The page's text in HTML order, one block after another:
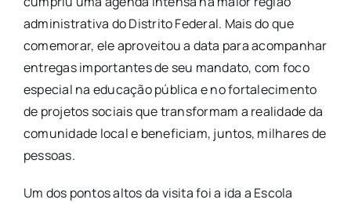
administrativa do Distrito Federal. Mais do que
comemorar, ele aproveitou a data para acompanhar
entregas importantes de seu mandato, com foco
especial na educação pública e no fortalecimento
de projetos sociais que transformam a realidade da
comunidade local e beneficiam, juntos, milhares de
pessoas.
Um dos pontos altos da visita foi a ida a Escola